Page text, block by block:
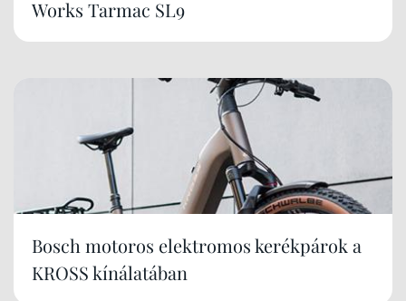
Works Tarmac SL9
Bosch motoros elektromos kerékpárok a
KROSS kínálatában